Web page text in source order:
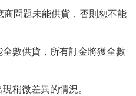
問題未能供貨，否則恕不能
數供貨，所有訂金將獲全數
稍微差異的情況。